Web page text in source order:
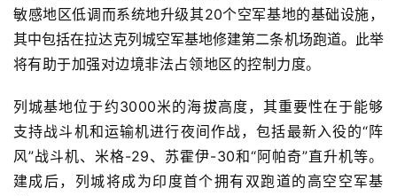
敏感地区低调而系统地升级其20个空军基地的基础设施，
其中包括在拉达克列城空军基地修建第二条机场跑道。此举
将有助于加强对边境非法占领地区的控制力度。
列城基地位于约3000米的海拔高度，其重要性在于能够
支持战斗机和运输机进行夜间作战，包括最新入役的“阵
风”战斗机、米格-29、苏霍伊-30和“阿帕奇”直升机等。
建成后， 列城将成为印度首个拥有双跑道的高空空军基